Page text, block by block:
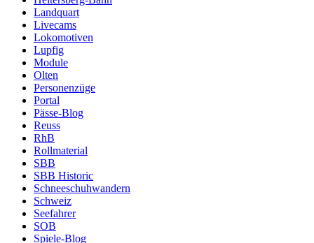
Landquart
Livecams
Lokomotiven
Lupfig
Module
Olten
Personenzüge
Portal
Pässe-Blog
Reuss
RhB
Rollmaterial
SBB
SBB Historic
Schneeschuhwandern
Schweiz
Seefahrer
SOB
Spiele-Blog